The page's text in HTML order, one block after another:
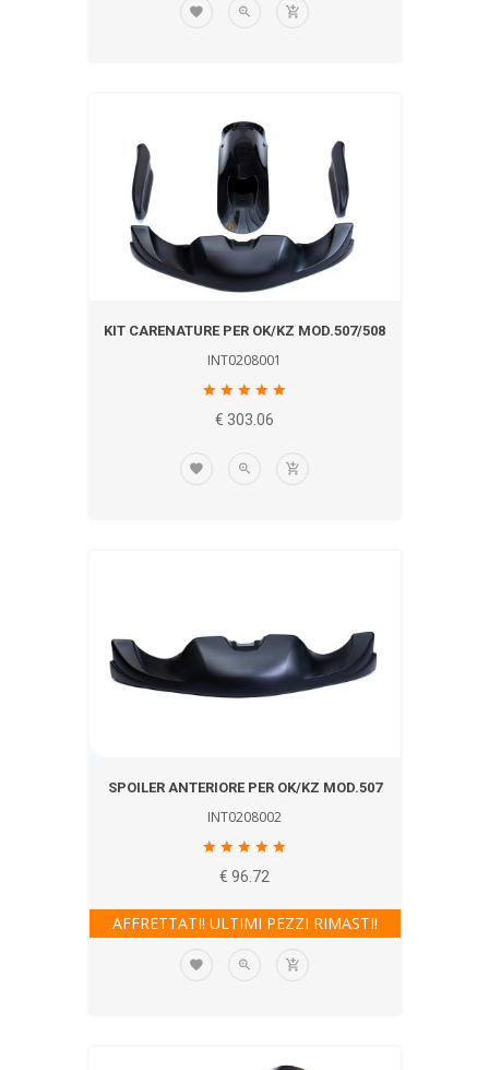
KIT CARENATURE PER OK/KZ MOD.507/508
INT0208001
€ 303.06
SPOILER ANTERIORE PER OK/KZ MOD.507
INT0208002
€ 96.72
AFFRETTATI! ULTIMI PEZZI RIMASTI!